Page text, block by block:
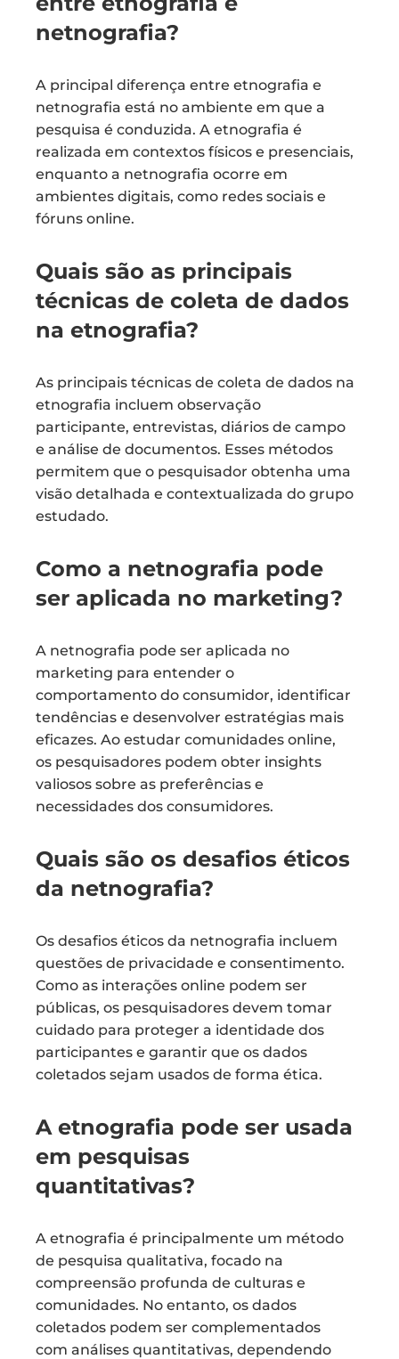
netnografia?
A principal diferença entre etnografia e
netnografia está no ambiente em que a
pesquisa é conduzida. A etnografia é
realizada em contextos físicos e presenciais,
enquanto a netnografia ocorre em
ambientes digitais, como redes sociais e
fóruns online.
Quais são as principais
técnicas de coleta de dados
na etnografia?
As principais técnicas de coleta de dados na
etnografia incluem observação
participante, entrevistas, diários de campo
e análise de documentos. Esses métodos
permitem que o pesquisador obtenha uma
visão detalhada e contextualizada do grupo
estudado.
Como a netnografia pode
ser aplicada no marketing?
A netnografia pode ser aplicada no
marketing para entender o
comportamento do consumidor, identificar
tendências e desenvolver estratégias mais
eficazes. Ao estudar comunidades online,
os pesquisadores podem obter insights
valiosos sobre as preferências e
necessidades dos consumidores.
Quais são os desafios éticos
da netnografia?
Os desafios éticos da netnografia incluem
questões de privacidade e consentimento.
Como as interações online podem ser
públicas, os pesquisadores devem tomar
cuidado para proteger a identidade dos
participantes e garantir que os dados
coletados sejam usados de forma ética.
A etnografia pode ser usada
em pesquisas
quantitativas?
A etnografia é principalmente um método
de pesquisa qualitativa, focado na
compreensão profunda de culturas e
comunidades. No entanto, os dados
coletados podem ser complementados
com análises quantitativas, dependendo